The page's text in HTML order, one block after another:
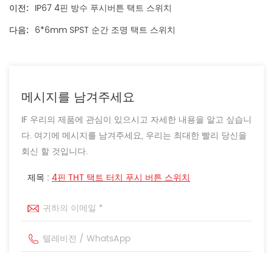
이전: IP67 4핀 방수 푸시버튼 택트 스위치
다음: 6*6mm SPST 순간 조명 택트 스위치
메시지를 남겨주세요
IF 우리의 제품에 관심이 있으시고 자세한 내용을 알고 싶습니
다. 여기에 메시지를 남겨주세요, 우리는 최대한 빨리 당신을
회신 할 것입니다.
제목 : 4핀 THT 택트 터치 푸시 버튼 스위치